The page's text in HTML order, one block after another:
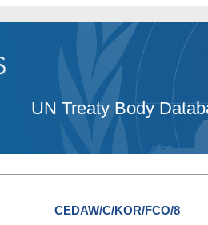
UN Treaty Body
CEDAW/C/KOR/FCO/8